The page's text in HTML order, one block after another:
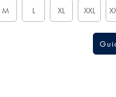
M L XL XXL